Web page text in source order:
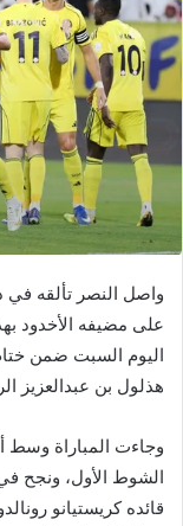
واصل النصر تألقه
على مضيفه الأخدود
هذلول بن عبدالعزيز
وجاءت المباراة
قائدهكريستيانو